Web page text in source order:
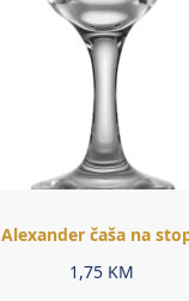
Alexander čaša na
1,75 KM